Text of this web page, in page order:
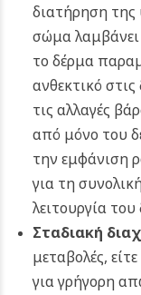
διατήρηση της
σώμα
το δέρμα
ανθεκτικό
τις αλλαγές
από μόνο του
την εμφάνιση
για τη
λειτουργία
Σταδιακή
μεταβολές,
για γρήγορη